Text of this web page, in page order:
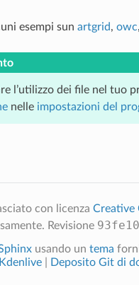
esempi sun artgrid, owc
l’utilizzo dei file nel tuo
nelle impostazioni del
con licenza Creative
Revisione
usando un tema
| Deposito Git di